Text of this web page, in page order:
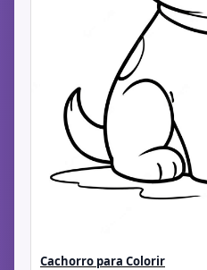
Cachorro para Colorir